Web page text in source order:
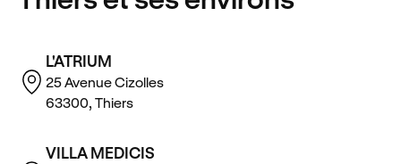
L'ATRIUM
25 Avenue Cizolles
63300, Thiers
VILLA MEDICIS